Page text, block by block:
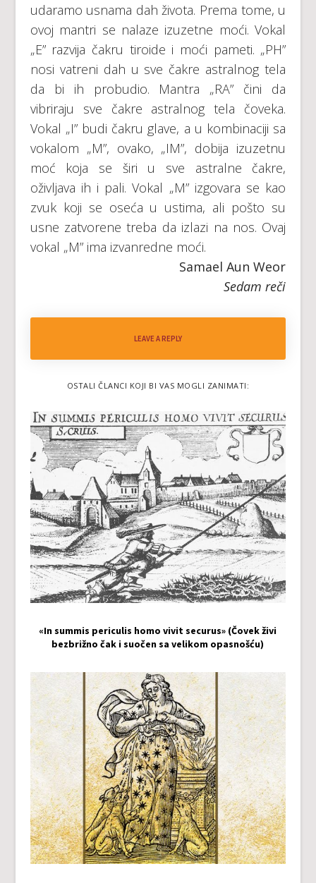
udaramo usnama dah života. Prema tome, u
ovoj mantri se nalaze izuzetne moći. Vokal
„E” razvija čakru tiroide i moći pameti. „PH”
nosi vatreni dah u sve čakre astralnog tela
da bi ih probudio. Mantra „RA” čini da
vibriraju sve čakre astralnog tela čoveka.
Vokal „I” budi čakru glave, a u kombinaciji sa
vokalom „M”, ovako, „IM”, dobija izuzetnu
moć koja se širi u sve astralne čakre,
oživljava ih i pali. Vokal „M” izgovara se kao
zvuk koji se oseća u ustima, ali pošto su
usne zatvorene treba da izlazi na nos. Ovaj
vokal „M” ima izvanredne moći.
Samael Aun Weor
Sedam reči
LEAVE A REPLY
OSTALI ČLANCI KOJI BI VAS MOGLI ZANIMATI:
«In summis periculis homo vivit securus» (Čovek živi
bezbrižno čak i suočen sa velikom opasnošću)